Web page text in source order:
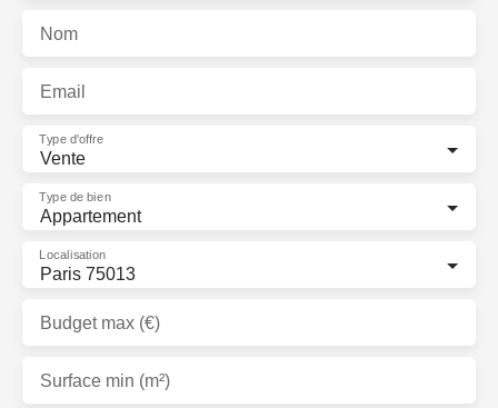
Nom
Email
Vente
Type d'offre
Appartement
Type de bien
Paris 75013
Localisation
Budget max (€)
Surface min (m²)